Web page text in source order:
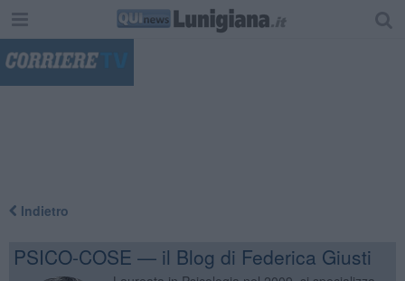
Indietro
PSICO-COSE — il Blog di Federica Giusti